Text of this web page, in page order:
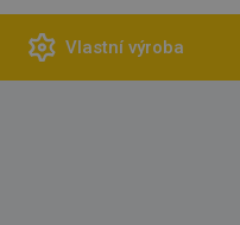
Vlastní výroba